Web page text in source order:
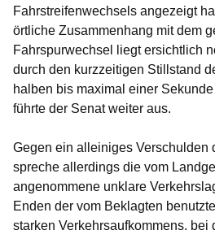
Fahrstreifenwechsels angezeigt
örtliche Zusammenhang mit dem
Fahrspurwechsel liegt ersichtlich
durch den kurzzeitigen Stillstand
halben bis maximal einer
führte der Senat weiter aus.
Gegen ein alleiniges Verschulden
spreche allerdings die vom
angenommene unklare
Enden der vom Beklagten
starken Verkehrsaufkommens, bei